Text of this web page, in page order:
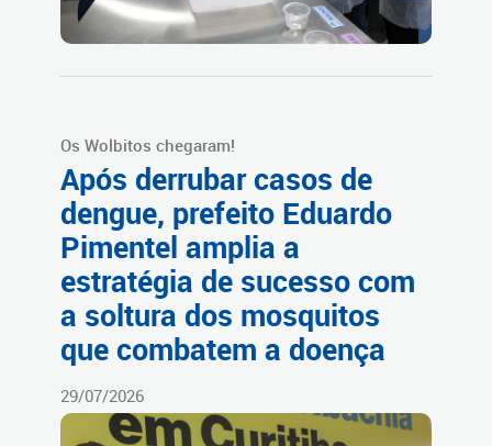
Os Wolbitos chegaram!
Após derrubar casos de
dengue, prefeito Eduardo
Pimentel amplia a
estratégia de sucesso com
a soltura dos mosquitos
que combatem a doença
29/07/2026